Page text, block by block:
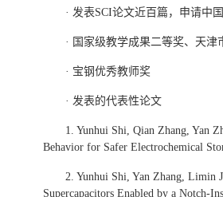
· 发表SCI论文近百篇，申请中
· 国家级教学成果二等奖、天
· 宝钢优秀教师奖
· 发表的代表性论文
1. Yunhui Shi, Qian Zhang, Yan
Behavior for Safer Electrochemical
2. Yunhui Shi, Yan Zhang, Limin
Supercapacitors Enabled by a Notch-